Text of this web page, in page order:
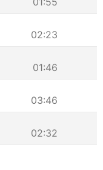
02:23
01:46
03:46
02:32